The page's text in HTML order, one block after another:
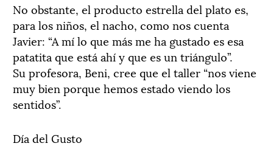
No obstante, el producto estrella del plato es,
para los niños, el nacho, como nos cuenta
Javier: “A mí lo que más me ha gustado es esa
patatita que está ahí y que es un triángulo”.
Su profesora, Beni, cree que el taller “nos viene
muy bien porque hemos estado viendo los
sentidos”.
Día del Gusto